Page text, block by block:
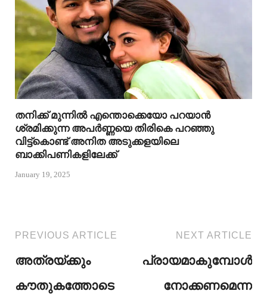
തനിക്ക് മുന്നിൽ എന്തൊക്കെയോ പറയാൻ
ശ്രമിക്കുന്ന അപർണ്ണയെ തിരികെ പറഞ്ഞു
വിട്ട്കൊണ്ട് അനിത അടുക്കളയിലെ
ബാക്കിപണികളിലേക്ക്
January 19, 2025
PREVIOUS ARTICLE
അത്രയ്ക്കും
കൗതുകത്തോടെ
NEXT ARTICLE
പ്രായമാകുമ്പോൾ
നോക്കണമെന്ന